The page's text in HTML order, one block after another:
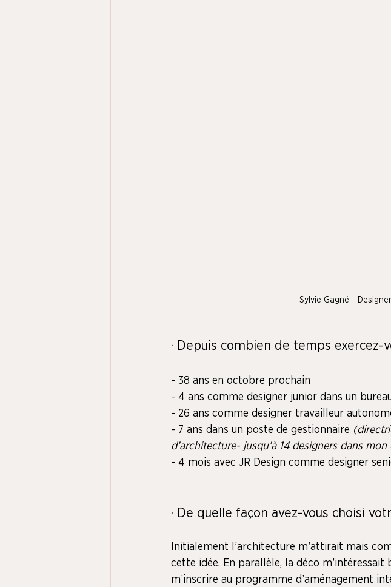
Sylvie Gagné -
· Depuis combien de temps exercez-
- 38 ans en octobre prochain
- 4 ans comme designer junior dans un
- 26 ans comme designer travailleur
- 7 ans dans un poste de gestionnaire
d’architecture- jusqu’à 14 designers dans mon
- 4 mois avec JR Design comme designer
· De quelle façon avez-vous choisi
Initialement l’architecture m’attirait mais
cette idée. En parallèle, la déco m’intéressait
m’inscrire au programme d’aménagement